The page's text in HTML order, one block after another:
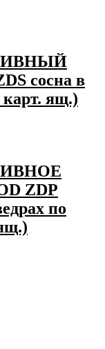
сосна в
ящ.)
ZDP
по